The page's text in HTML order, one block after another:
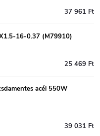
37 961 Ft
16-0.37 (M79910)
25 469 Ft
acél 550W
39 031 Ft